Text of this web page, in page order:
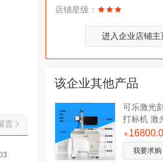
言
店铺星级：
进入企业店铺主
该企业其他产品
可乐激光
打标机 激
打印镭雕
￥
我要求购